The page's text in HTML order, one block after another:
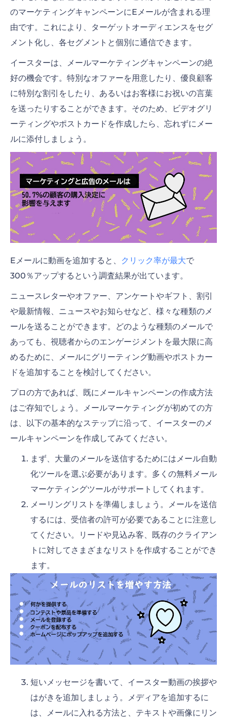
のマーケティングキャンペーンにEメールが含まれる理
由です。これにより、ターゲットオーディエンスをセグ
メント化し、各セグメントと個別に通信できます。
イースターは、メールマーケティングキャンペーンの絶
好の機会です。特別なオファーを用意したり、優良顧客
に特別な割引をしたり、あるいはお客様にお祝いの言葉
を送ったりすることができます。そのため、ビデオグリ
ーティングやポストカードを作成したら、忘れずにメー
ルに添付しましょう。
Eメールに動画を追加すると、 クリック率が最大で
300％アップするという調査結果が出ています。
ニュースレターやオファー、アンケートやギフト、割引
や最新情報、ニュースやお知らせなど、様々な種類のメ
ールを送ることができます。どのような種類のメールで
あっても、視聴者からのエンゲージメントを最大限に高
めるために、メールにグリーティング動画やポストカー
ドを追加することを検討してください。
プロの方であれば、既にメールキャンペーンの作成方法
はご存知でしょう。メールマーケティングが初めての方
は、以下の基本的なステップに沿って、イースターのメ
ールキャンペーンを作成してみてください。
まず、大量のメールを送信するためにはメール自動
化ツールを選ぶ必要があります。多くの無料メール
マーケティングツールがサポートしてくれます。
メーリングリストを準備しましょう。メールを送信
するには、受信者の許可が必要であることに注意し
てください。リードや見込み客、既存のクライアン
トに対してさまざまなリストを作成することができ
ます。
短いメッセージを書いて、イースター動画の挨拶や
はがきを追加しましょう。メディアを追加するに
は、メールに入れる方法と、テキストや画像にリン